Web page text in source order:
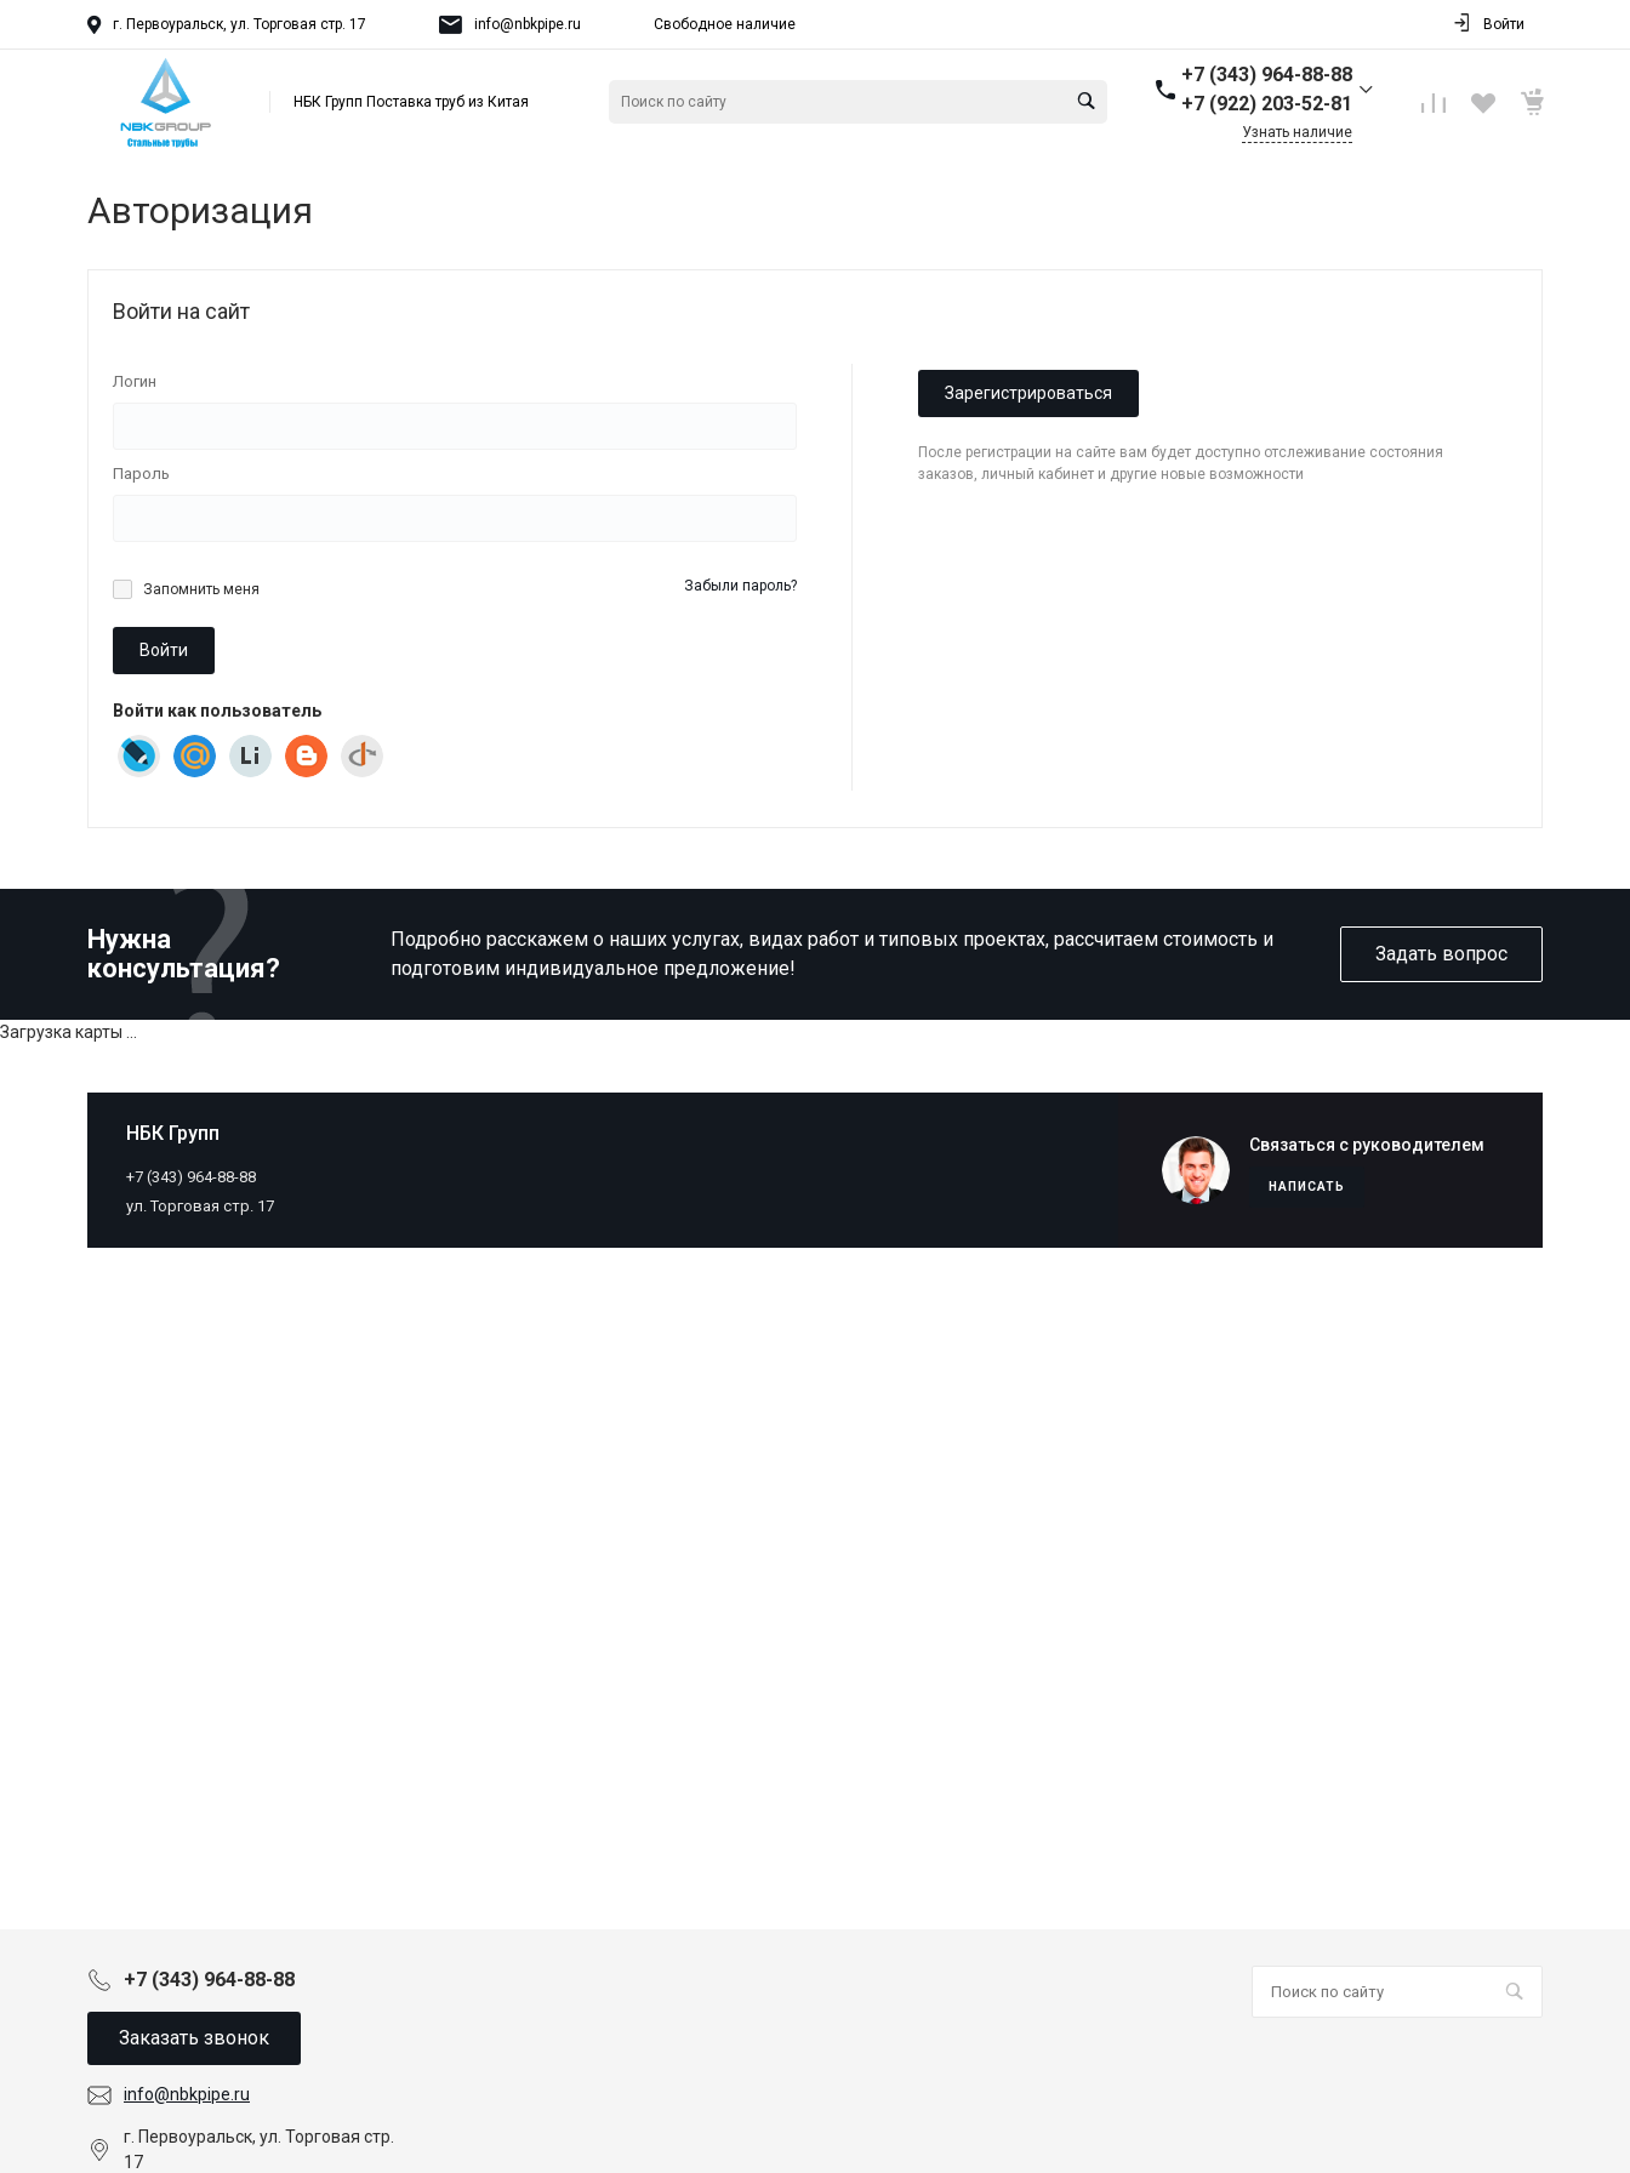
г. Первоуральск, ул. Торговая стр. 17 info@nbkpipe.ru Свободное наличие Войти
НБК Групп Поставка труб из Китая
+7 (343) 964-88-88
+7 (922) 203-52-81
Узнать наличие
Авторизация
Войти на сайт
Логин
Пароль
Запомнить меня Забыли пароль?
Войти
Войти как пользователь
Зарегистрироваться
После регистрации на сайте вам будет доступно отслеживание состояния
заказов, личный кабинет и другие новые возможности
Нужна
консультация?
Подробно расскажем о наших услугах, видах работ и типовых проектах, рассчитаем стоимость и
подготовим индивидуальное предложение!
Задать вопрос
Связаться с руководителем
НАПИСАТЬ
НБК Групп
+7 (343) 964-88-88
ул. Торговая стр. 17
Загрузка карты ...
+7 (343) 964-88-88
Заказать звонок
info@nbkpipe.ru
г. Первоуральск, ул. Торговая стр.
17